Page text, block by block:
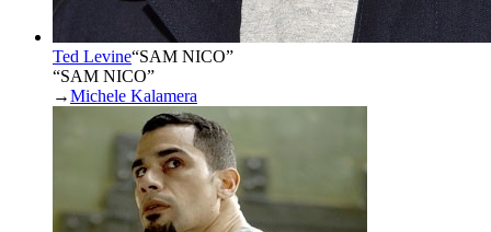
Ted Levine“SAM NICO”
“SAM NICO”
→Michele Kalamera